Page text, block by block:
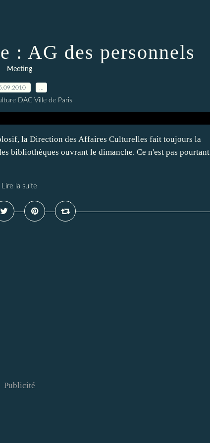
: AG des personnels
Meeting
DAC Ville de Paris
la Direction des Affaires Culturelles fait toujours la
bibliothèques ouvrant le dimanche. Ce n'est pas pourtant
Lire la suite
Publicité